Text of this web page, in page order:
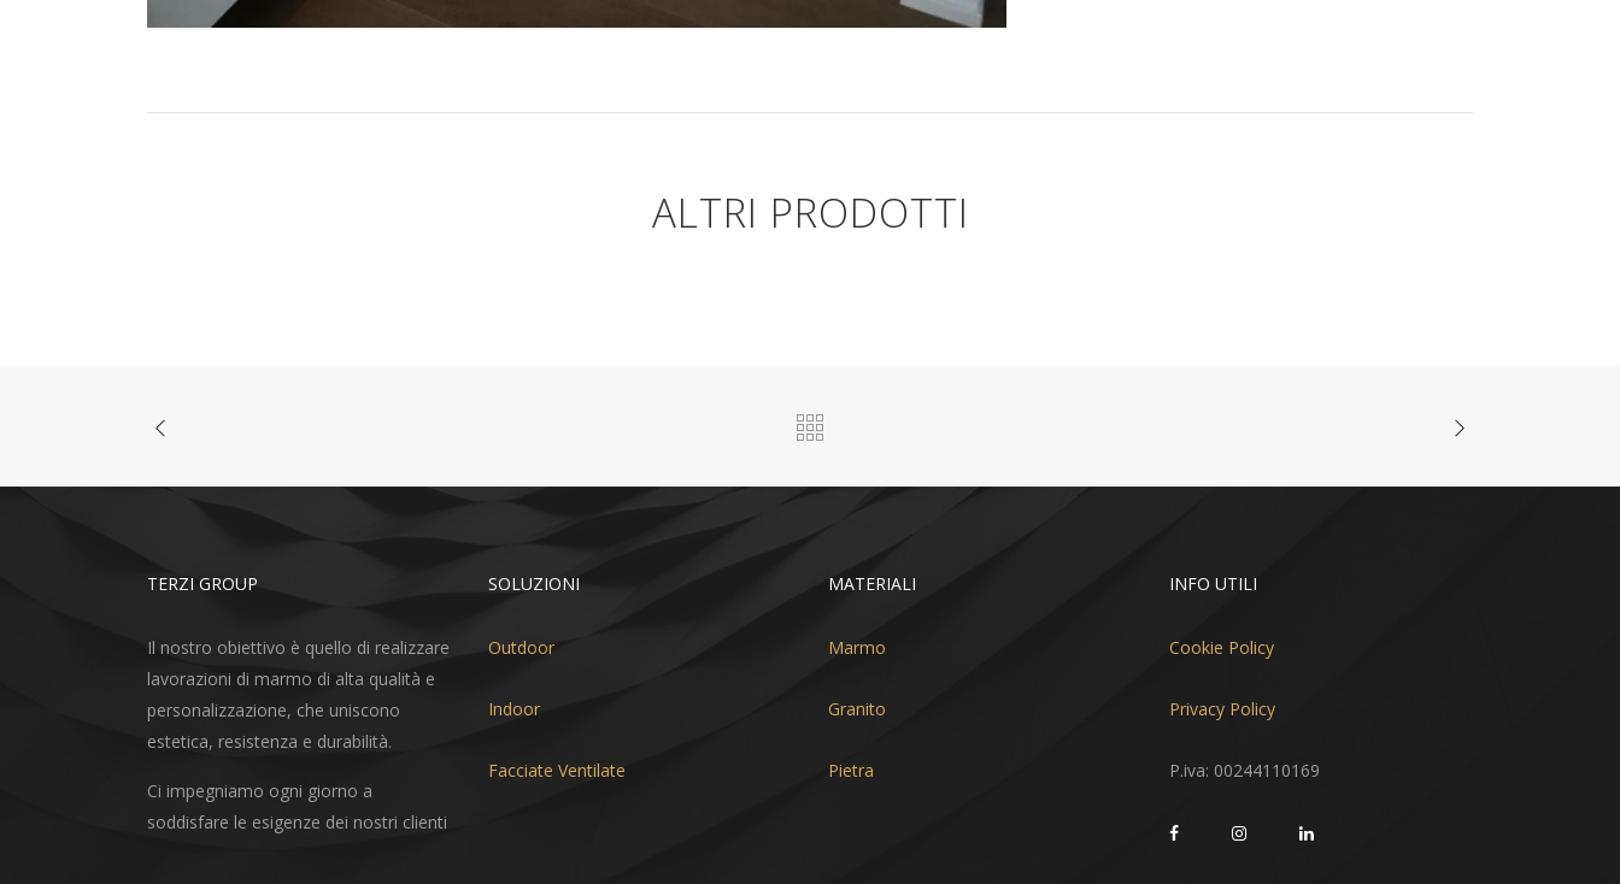
ALTRI PRODOTTI
TERZI GROUP
Il nostro obiettivo è quello di realizzare
lavorazioni di marmo di alta qualità e
personalizzazione, che uniscono
estetica, resistenza e durabilità.
Ci impegniamo ogni giorno a
soddisfare le esigenze dei nostri clienti
SOLUZIONI
Outdoor
Indoor
Facciate Ventilate
MATERIALI
Marmo
Granito
Pietra
INFO UTILI
Cookie Policy
Privacy Policy
P.iva: 00244110169